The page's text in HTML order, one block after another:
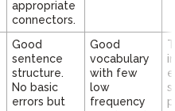
appropriate
connectors.
Good
sentence
structure.
No basic
errors but
Good
vocabulary
with few
low
frequency